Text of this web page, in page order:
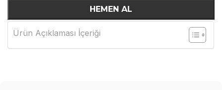
HEMEN AL
Ürün Açıklaması İçeriği